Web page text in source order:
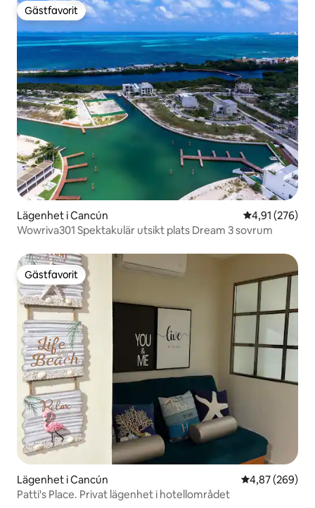
Gästfavorit
Gästfavorit
Lägenhet i Cancún 4,91 av 5 i
4,91 (276)
Wowriva301 Spektakulär utsikt plats Dream 3 sovrum
Gästfavorit
Gästfavorit
Lägenhet i Cancún 4,87 av 5 i
4,87 (269)
Patti's Place. Privat lägenhet i hotellområdet